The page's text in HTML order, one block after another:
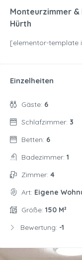
Monteurzimmer
Hürth
[elementor-template
Einzelheiten
Gäste: 6
Schlafzimmer: 3
Betten: 6
Badezimmer: 1
Zimmer: 4
Art: Eigene
Größe: 150 M²
Bewertung: -1